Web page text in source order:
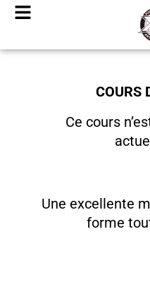
Aller
contenu
COURS
Ce cours
Une excellente
forme